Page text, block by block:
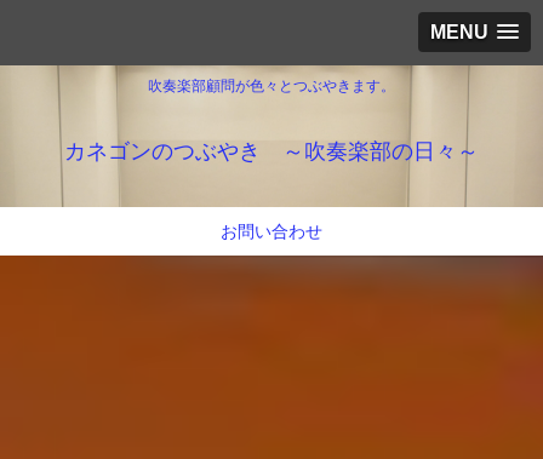
MENU
吹奏楽部顧問が色々とつぶやきます。
カネゴンのつぶやき ～吹奏楽部の日々～
お問い合わせ